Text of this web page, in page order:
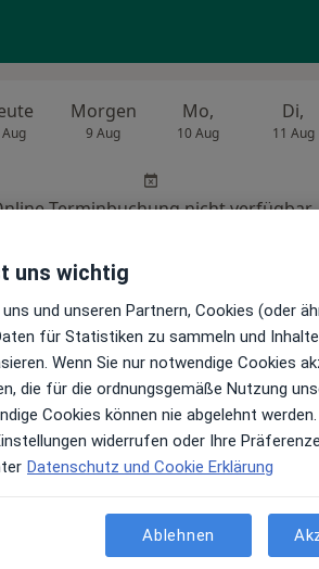
Morgen
9 Aug
Mo,
10 Aug
Di,
11 Aug
Terminbuchung nicht verfügbar
Morgen
9 Aug
Mo,
10 Aug
Di,
11 Aug
Online-Terminbuchung nicht verfügbar
uns wichtig
und unseren Partnern, Cookies (oder
für Statistiken zu sammeln und
Wenn Sie nur notwendige Cookies
die für die ordnungsgemäße Nutzung
Cookies können nie abgelehnt werden.
widerrufen oder Ihre
Datenschutz und Cookie Erklärung
Ablehnen